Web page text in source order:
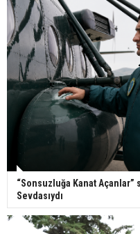
“Sonsuzluğa Kanat
Sevdasıydı